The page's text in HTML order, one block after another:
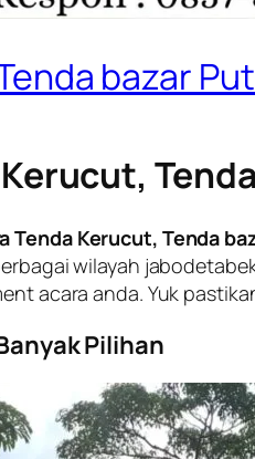
bazar
Tenda Kerucut, Tenda
wilayah
acara anda. Yuk
Pilihan